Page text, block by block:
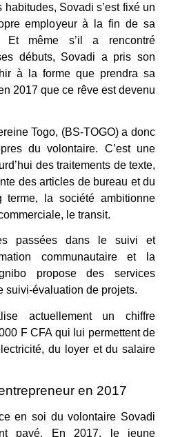
Sovadi s’est fixé un
employeur à la fin de sa
Et même s’il a rencontré
débuts, Sovadi a pris son
à la forme que prendra sa
2017 que ce rêve est devenu
Togo, (BS-TOGO) a donc
du volontaire. C’est une
des traitements de texte,
des articles de bureau et du
terme, la société ambitionne
le transit.
passées dans le suivi et
communautaire et la
propose des services
suivi-évaluation de projets.
actuellement un chiffre
F CFA qui lui permettent de
du loyer et du salaire
en 2017
en soi du volontaire Sovadi
payé. En 2017, le jeune